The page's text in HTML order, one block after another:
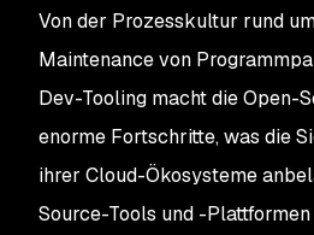
Von der Prozesskultur rund
Maintenance von
Dev-Tooling macht die Open-
enorme Fortschritte, was die
ihrer Cloud-Ökosysteme
Source-Tools und -